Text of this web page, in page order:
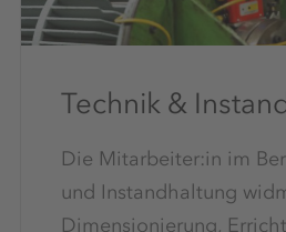
Technik &
Die Mitarbeiter:in im
und Instandhaltung
Dimensionierung,